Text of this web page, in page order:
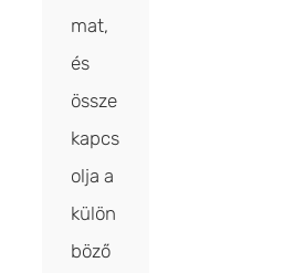
mat,
és
össze
kapcs
olja a
külön
böző